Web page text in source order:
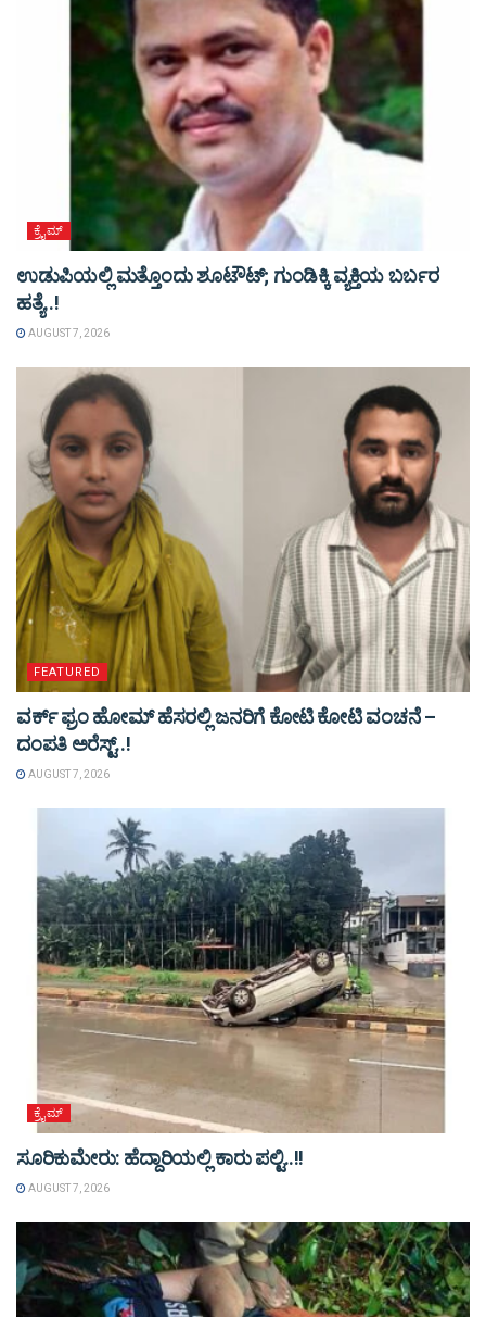
ಕ್ರೈಮ್
ಉಡುಪಿಯಲ್ಲಿ ಮತ್ತೊಂದು ಶೂಟೌಟ್‌; ಗುಂಡಿಕ್ಕಿ ವ್ಯಕ್ತಿಯ ಬರ್ಬರ
ಹತ್ಯೆ..!
AUGUST 7, 2026
FEATURED
ವರ್ಕ್ ಫ್ರಂ ಹೋಮ್ ಹೆಸರಲ್ಲಿ ಜನರಿಗೆ ಕೋಟಿ ಕೋಟಿ ವಂಚನೆ –
ದಂಪತಿ ಅರೆಸ್ಟ್..!
AUGUST 7, 2026
ಕ್ರೈಮ್
ಸೂರಿಕುಮೇರು: ಹೆದ್ದಾರಿಯಲ್ಲಿ ಕಾರು ಪಲ್ಟಿ..!!
AUGUST 7, 2026